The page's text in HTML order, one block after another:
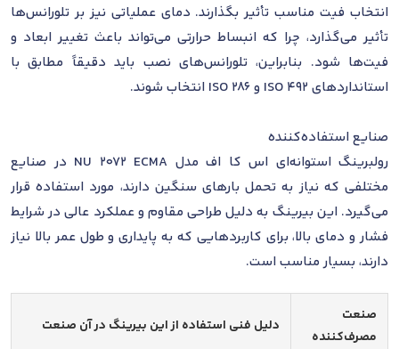
انتخاب فیت مناسب تأثیر بگذارند. دمای عملیاتی نیز بر تلورانس‌ها
تأثیر می‌گذارد، چرا که انبساط حرارتی می‌تواند باعث تغییر ابعاد و
فیت‌ها شود. بنابراین، تلورانس‌های نصب باید دقیقاً مطابق با
استانداردهای ISO 492 و ISO 286 انتخاب شوند.
صنایع استفاده‌کننده
رولبرینگ استوانه‌ای اس کا اف مدل NU 2072 ECMA در صنایع
مختلفی که نیاز به تحمل بارهای سنگین دارند، مورد استفاده قرار
می‌گیرد. این بیرینگ به دلیل طراحی مقاوم و عملکرد عالی در شرایط
فشار و دمای بالا، برای کاربردهایی که به پایداری و طول عمر بالا نیاز
دارند، بسیار مناسب است.
صنعت
مصرف‌کننده
دلیل فنی استفاده از این بیرینگ در آن صنعت